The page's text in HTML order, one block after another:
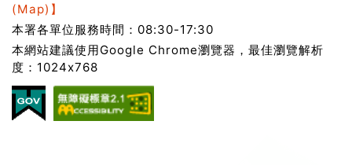
(Map)】
本署各單位服務時間：08:30-17:30
本網站建議使用Google Chrome瀏覽器，最佳瀏覽解析
度：1024x768